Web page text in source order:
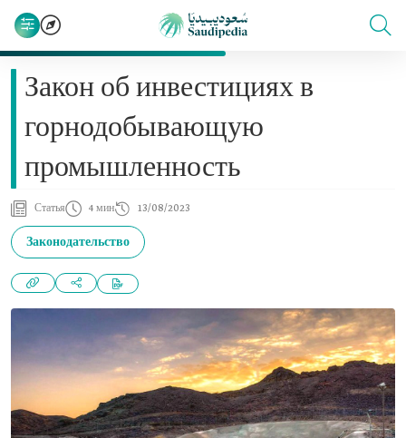
Закон об инвестициях в
горнодобывающую
промышленность
Статья 4 мин 13/08/2023
Законодательство